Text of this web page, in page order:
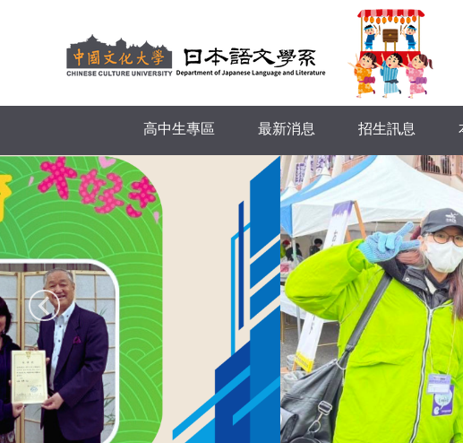
高中生專區 最新消息 招生訊息